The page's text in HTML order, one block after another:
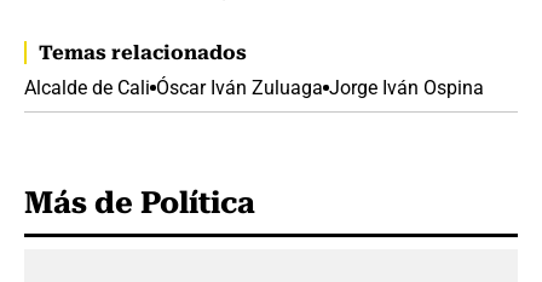
Temas relacionados
Alcalde de Cali Óscar Iván Zuluaga Jorge Iván Ospina
Más de Política